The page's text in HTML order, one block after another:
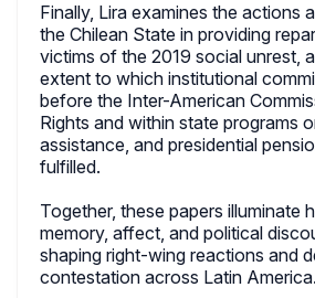
Finally, Lira examines the actions
the Chilean State in providing
victims of the 2019 social unrest,
extent to which institutional
before the Inter-American
Rights and within state programs
assistance, and presidential
fulfilled.
Together, these papers illuminate
memory, affect, and political
shaping right-wing reactions and
contestation across Latin America.